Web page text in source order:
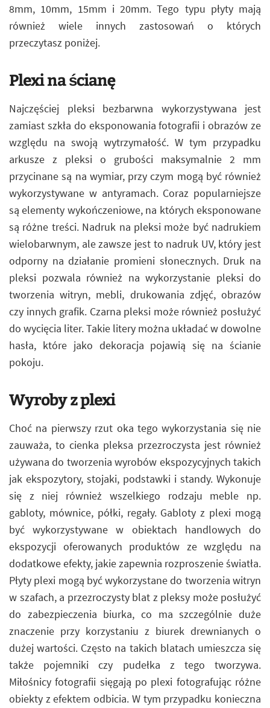
8mm, 10mm, 15mm i 20mm. Tego typu płyty mają
również wiele innych zastosowań o których
przeczytasz poniżej.
Plexi na ścianę
Najczęściej pleksi bezbarwna wykorzystywana jest
zamiast szkła do eksponowania fotografii i obrazów ze
względu na swoją wytrzymałość. W tym przypadku
arkusze z pleksi o grubości maksymalnie 2 mm
przycinane są na wymiar, przy czym mogą być również
wykorzystywane w antyramach. Coraz popularniejsze
są elementy wykończeniowe, na których eksponowane
są różne treści. Nadruk na pleksi może być nadrukiem
wielobarwnym, ale zawsze jest to nadruk UV, który jest
odporny na działanie promieni słonecznych. Druk na
pleksi pozwala również na wykorzystanie pleksi do
tworzenia witryn, mebli, drukowania zdjęć, obrazów
czy innych grafik. Czarna pleksi może również posłużyć
do wycięcia liter. Takie litery można układać w dowolne
hasła, które jako dekoracja pojawią się na ścianie
pokoju.
Wyroby z plexi
Choć na pierwszy rzut oka tego wykorzystania się nie
zauważa, to cienka pleksa przezroczysta jest również
używana do tworzenia wyrobów ekspozycyjnych takich
jak ekspozytory, stojaki, podstawki i standy. Wykonuje
się z niej również wszelkiego rodzaju meble np.
gabloty, mównice, półki, regały. Gabloty z plexi mogą
być wykorzystywane w obiektach handlowych do
ekspozycji oferowanych produktów ze względu na
dodatkowe efekty, jakie zapewnia rozproszenie światła.
Płyty plexi mogą być wykorzystane do tworzenia witryn
w szafach, a przezroczysty blat z pleksy może posłużyć
do zabezpieczenia biurka, co ma szczególnie duże
znaczenie przy korzystaniu z biurek drewnianych o
dużej wartości. Często na takich blatach umieszcza się
także pojemniki czy pudełka z tego tworzywa.
Miłośnicy fotografii sięgają po plexi fotografując różne
obiekty z efektem odbicia. W tym przypadku konieczna